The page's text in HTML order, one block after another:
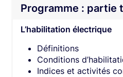
Programme : partie
L’habilitation électrique
Définitions
Conditions
Indices et activités